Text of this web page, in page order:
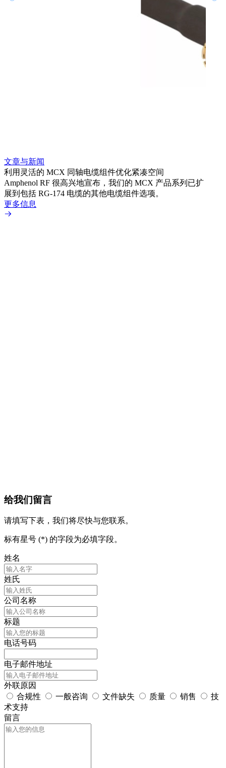
文章与新闻
利用灵活的 MCX 同轴电缆组件优化紧凑空间
Amphenol RF 很高兴地宣布，我们的 MCX 产品系列已扩
展到包括 RG-174 电缆的其他电缆组件选项。
更多信息
给我们留言
请填写下表，我们将尽快与您联系。
标有星号 (*) 的字段为必填字段。
姓名
姓氏
公司名称
标题
电话号码
电子邮件地址
外联原因
合规性
一般咨询 文件缺失 质量 销售
技
术支持
留言